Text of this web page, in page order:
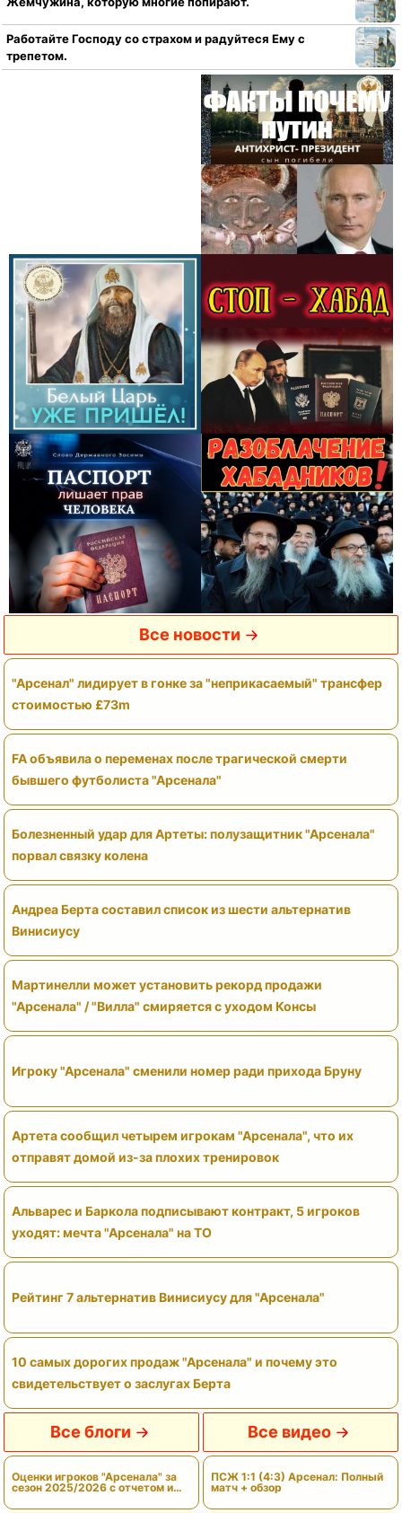
Работайте Господу со страхом и радуйтеся Ему с
трепетом.
Все новости
"Арсенал" лидирует в гонке за "неприкасаемый" трансфер
стоимостью £73m
FA объявила о переменах после трагической смерти
бывшего футболиста "Арсенала"
Болезненный удар для Артеты: полузащитник "Арсенала"
порвал связку колена
Андреа Берта составил список из шести альтернатив
Винисиусу
Мартинелли может установить рекорд продажи
"Арсенала" / "Вилла" смиряется с уходом Консы
Игроку "Арсенала" сменили номер ради прихода Бруну
Артета сообщил четырем игрокам "Арсенала", что их
отправят домой из-за плохих тренировок
Альварес и Баркола подписывают контракт, 5 игроков
уходят: мечта "Арсенала" на ТО
Рейтинг 7 альтернатив Винисиусу для "Арсенала"
10 самых дорогих продаж "Арсенала" и почему это
свидетельствует о заслугах Берта
Все блоги
Оценки игроков "Арсенала" за
сезон 2025/2026 с отчетом и
Все видео
ПСЖ 1:1 (4:3) Арсенал: Полный
матч + обзор